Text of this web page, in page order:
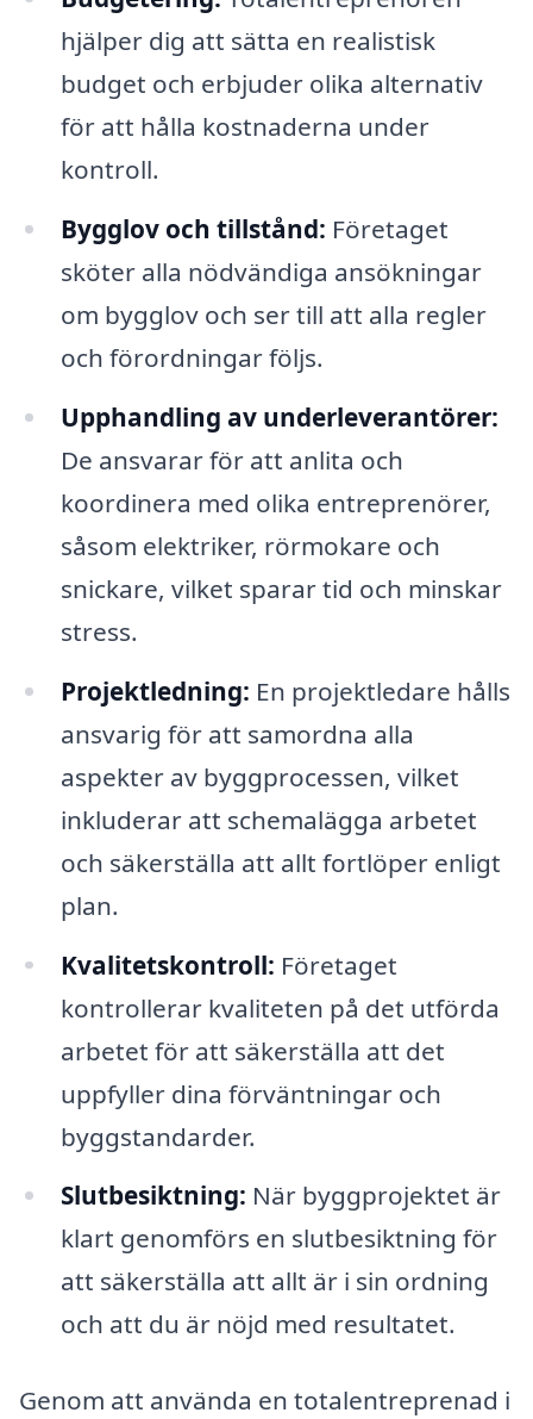
hjälper dig att sätta en realistisk
budget och erbjuder olika alternativ
för att hålla kostnaderna under
kontroll.
Bygglov och tillstånd: Företaget
sköter alla nödvändiga ansökningar
om bygglov och ser till att alla regler
och förordningar följs.
Upphandling av underleverantörer:
De ansvarar för att anlita och
koordinera med olika entreprenörer,
såsom elektriker, rörmokare och
snickare, vilket sparar tid och minskar
stress.
Projektledning: En projektledare hålls
ansvarig för att samordna alla
aspekter av byggprocessen, vilket
inkluderar att schemalägga arbetet
och säkerställa att allt fortlöper enligt
plan.
Kvalitetskontroll: Företaget
kontrollerar kvaliteten på det utförda
arbetet för att säkerställa att det
uppfyller dina förväntningar och
byggstandarder.
Slutbesiktning: När byggprojektet är
klart genomförs en slutbesiktning för
att säkerställa att allt är i sin ordning
och att du är nöjd med resultatet.
Genom att använda en totalentreprenad i